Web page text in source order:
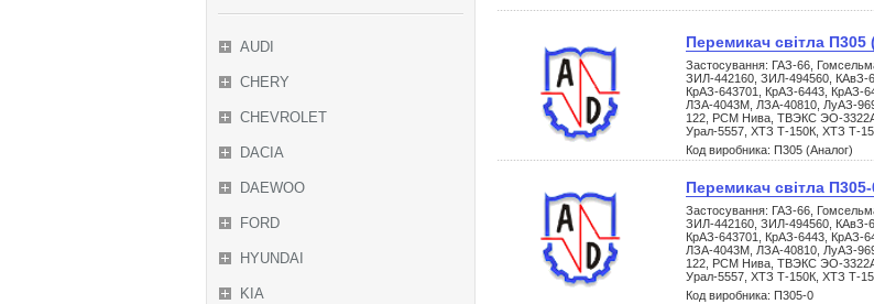
AUDI
CHERY
CHEVROLET
DACIA
DAEWOO
FORD
HYUNDAI
KIA
Перемикач світла П305
Застосування: ГАЗ-66,
ЗИЛ-442160, ЗИЛ-494560, КАвЗ-
КрАЗ-643701, КрАЗ-6443, КрАЗ-
ЛЗА-4043М, ЛЗА-40810, ЛуАЗ-
122, РСМ Нива, ТВЭКС ЭО-
Урал-5557, ХТЗ Т-150К, ХТЗ Т-
Код виробника: П305 (Аналог)
Перемикач світла
Застосування: ГАЗ-66,
ЗИЛ-442160, ЗИЛ-494560, КАвЗ-
КрАЗ-643701, КрАЗ-6443, КрАЗ-
ЛЗА-4043М, ЛЗА-40810, ЛуАЗ-
122, РСМ Нива, ТВЭКС ЭО-
Урал-5557, ХТЗ Т-150К, ХТЗ Т-
Код виробника: П305-0